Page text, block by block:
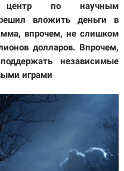
центр по научным
вложить деньги в
впрочем, не слишком
долларов. Впрочем,
независимые
играми